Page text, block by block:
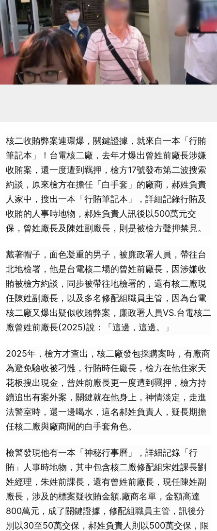
核二收賄弊案連環爆，關鍵證據，就來自一本「行賄
筆記本」！台電核二廠，去年才爆出曾姓前廠長涉嫌
收賄案，還一度遭到羈押，檢方17號發布第二波搜索
約談，原來檢方在擔任「白手套」的廠商，郝姓負責
人家中，搜出一本「行賄筆記本」，詳細記錄行賄及
收賄的人事時地物，郝姓負責人訊後以500萬元交
保，曾姓廠長及陳姓副廠長，則是被檢方聲押禁見。
戴著帽子，面色凝重的男子，被廉政署人員，帶往台
北地檢署，他是台電核二場的曾姓前廠長，因涉嫌收
賄被檢方約談，同步被帶往地檢署的，還有核二廠現
任陳姓副廠長，以及多名修配組職員主管，因為台電
核二廠又爆出疑似收賄弊案，廉政署人員VS.台電核二
廠曾姓前廠長(2025)說：「這邊，這邊。」
2025年，檢方才查出，核二廠發包採購案時，有廠商
為避免驗收被刁難，行賄時任廠長，檢方在他住家天
花板搜出現金，曾姓前廠長更一度遭到羈押，檢方持
續追出有案外案，關鍵就在他身上，神情淡定，走進
法警室時，還一邊喝水，這名郝姓負責人，疑長期擔
任核二廠與廠商間的白手套角色。
檢警發現他有一本「神秘行事曆」，詳細記錄「行
賄」人事時地物，其中包含核二廠修配組宋姓課長劉
姓經理，朱姓前課長，還有曾姓前廠長，現任陳姓副
廠長，涉及的標案疑收賄金額.廠商名單，金額高達
800萬元，成了關鍵證據，修配組職員主管，訊後分
別以30至50萬交保，郝姓負責人則以500萬交保，限